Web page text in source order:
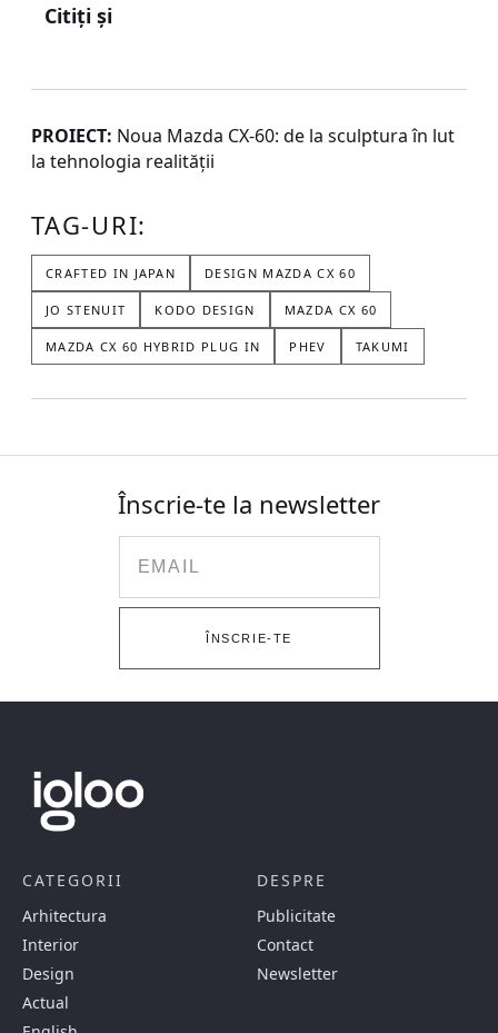
Citiți și
PROIECT: Noua Mazda CX-60: de la sculptura în lut
la tehnologia realității
TAG-URI:
CRAFTED IN JAPAN DESIGN MAZDA CX 60
JO STENUIT KODO DESIGN MAZDA CX 60
MAZDA CX 60 HYBRID PLUG IN PHEV TAKUMI
Înscrie-te la newsletter
ÎNSCRIE-TE
CATEGORII
Arhitectura
Interior
Design
Actual
DESPRE
Publicitate
Contact
Newsletter